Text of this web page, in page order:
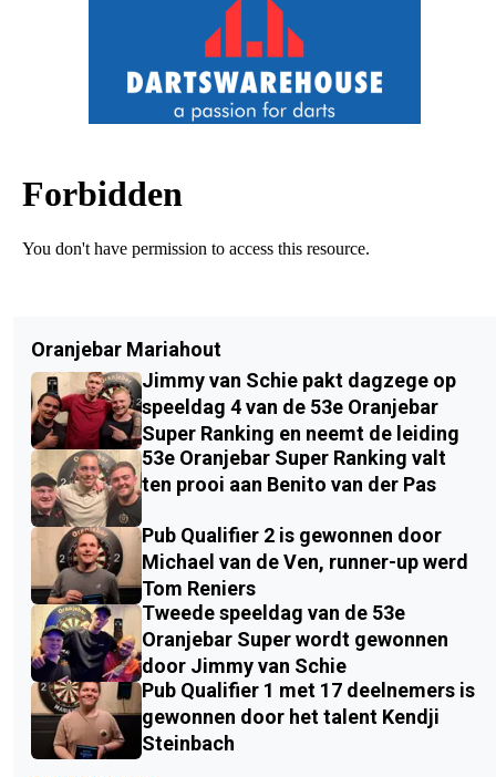
Oranjebar Mariahout
Jimmy van Schie pakt dagzege op
speeldag 4 van de 53e Oranjebar
Super Ranking en neemt de leiding
53e Oranjebar Super Ranking valt
ten prooi aan Benito van der Pas
Pub Qualifier 2 is gewonnen door
Michael van de Ven, runner-up werd
Tom Reniers
Tweede speeldag van de 53e
Oranjebar Super wordt gewonnen
door Jimmy van Schie
Pub Qualifier 1 met 17 deelnemers is
gewonnen door het talent Kendji
Steinbach